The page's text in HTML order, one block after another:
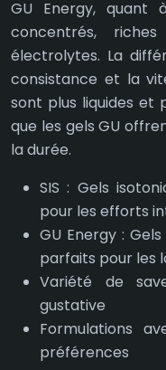
GU Energy, quant
concentrés,
électrolytes. La
consistance et la
sont plus liquides et
que les gels GU
la durée.
SIS : Gels
pour les efforts
GU Energy :
parfaits pour les
Variété de
gustative
Formulations
préférences